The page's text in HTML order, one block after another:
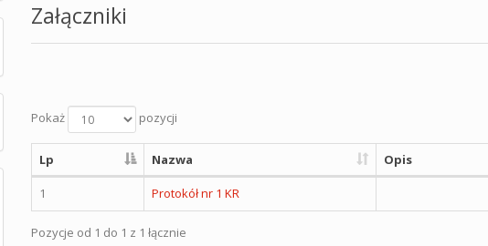
Załączniki
Pokaż pozycji
Lp Nazwa Opis
1 Protokół nr 1 KR
Pozycje od 1 do 1 z 1 łącznie